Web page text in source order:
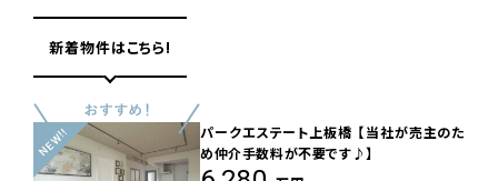
新着物件はこちら!
パークエステート上板橋 【当社が売主のた
め仲介手数料が不要です♪】